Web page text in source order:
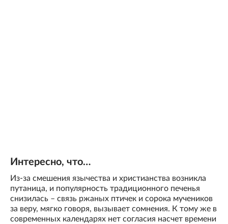
Интересно, что…
Из-за смешения язычества и христианства возникла
путаница, и популярность традиционного печенья
снизилась – связь ржаных птичек и сорока мучеников
за веру, мягко говоря, вызывает сомнения. К тому же в
современных календарях нет согласия насчет времени